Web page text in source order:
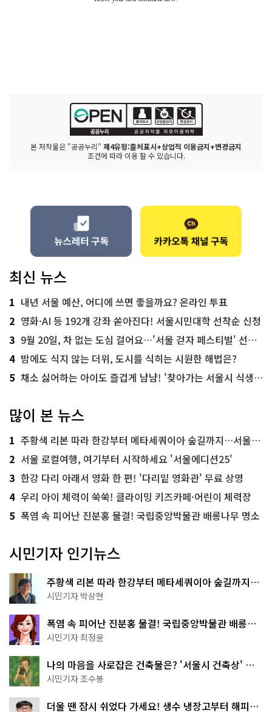
본 저작물은 "공공누리" 제4유형:출처표시+상업적 이용금지+변경금지
조건에 따라 이용 할 수 있습니다.
최신 뉴스
1 내년 서울 예산, 어디에 쓰면 좋을까요? 온라인 투표
2 영화·AI 등 192개 강좌 쏟아진다! 서울시민대학 선착순 신청
3 9월 20일, 차 없는 도심 걸어요…'서울 걷자 페스티벌' 선착순 5천명
4 밤에도 식지 않는 더위, 도시를 식히는 시원한 해법은?
5 채소 싫어하는 아이도 즐겁게 냠냠! '찾아가는 서울시 식생활 교육' 현장
많이 본 뉴스
1 주황색 리본 따라 한강부터 메타세쿼이아 숲길까지…서울둘레길 15코스
2 서울 로컬여행, 여기부터 시작하세요 '서울에디션25'
3 한강 다리 아래서 영화 한 편! '다리밑 영화관' 무료 상영
4 우리 아이 체력이 쑥쑥! 클라이밍 키즈카페·어린이 체력장
5 폭염 속 피어난 진분홍 물결! 국립중앙박물관 배롱나무 명소
시민기자 인기뉴스
주황색 리본 따라 한강부터 메타세쿼이아 숲길까지…
서울둘레길 15코스
시민기자 박상현
폭염 속 피어난 진분홍 물결! 국립중앙박물관 배롱나
무 명소
시민기자 최정윤
나의 마음을 사로잡은 건축물은? '서울시 건축상' 수
상작 공개!
시민기자 조수봉
더울 땐 잠시 쉬었다 가세요! 생수 냉장고부터 해피소